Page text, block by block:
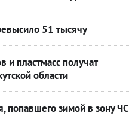
51 тысячу
пластмасс получат
области
попавшего зимой в зону ЧС